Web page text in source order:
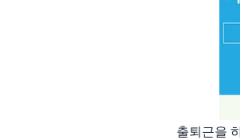
출퇴근을